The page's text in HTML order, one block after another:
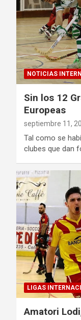
NOTICIAS
Sin los 12
Europeas
septiembre 11,
Tal como se
clubes que dan
LIGAS
Amatori